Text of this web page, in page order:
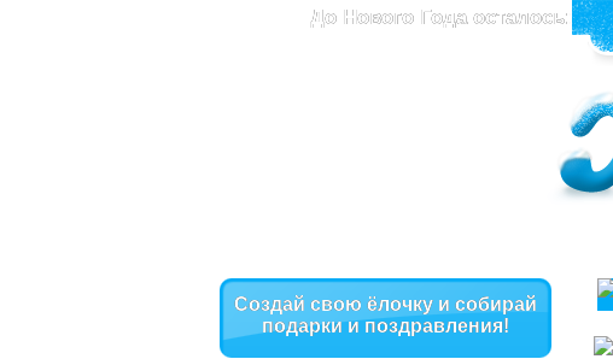
До Нового Года осталось:
Создай свою ёлочку и собирай
подарки и поздравления!